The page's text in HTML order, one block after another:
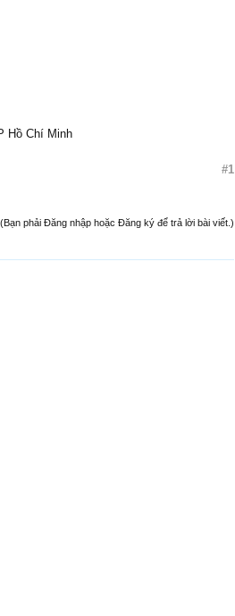
Hồ Chí Minh
#1
(Bạn phải Đăng nhập hoặc Đăng ký để trả lời bài viết.)